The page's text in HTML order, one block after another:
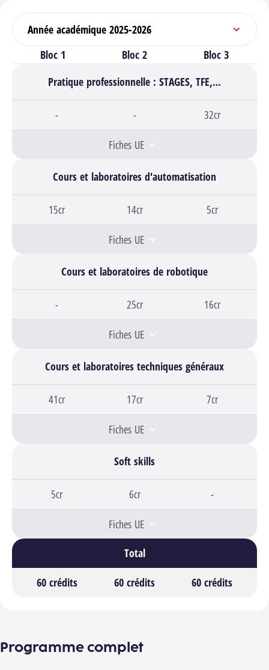
Sélectionner l’année académique
Bloc 1
Bloc 2
Bloc 3
Pratique professionnelle : STAGES, TFE,…
Bloc 1,
- Bloc 2,
- Bloc 3,
32cr
Fiches UE
Cours et laboratoires d'automatisation
Bloc 1,
15cr Bloc 2,
14cr Bloc 3,
5cr
Fiches UE
Cours et laboratoires de robotique
Bloc 1,
- Bloc 2,
25cr Bloc 3,
16cr
Fiches UE
Cours et laboratoires techniques généraux
Bloc 1,
41cr Bloc 2,
17cr Bloc 3,
7cr
Fiches UE
Soft skills
Bloc 1,
5cr Bloc 2,
6cr Bloc 3,
-
Fiches UE
Total
Bloc 1
60 crédits Bloc 2
60 crédits Bloc 3
60 crédits
Programme complet